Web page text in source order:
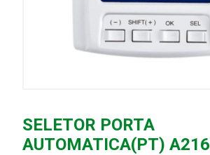
SELETOR PORTA
AUTOMATICA(PT)